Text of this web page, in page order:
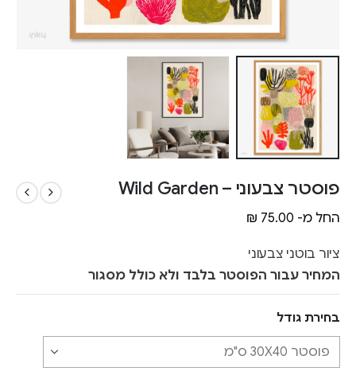
פוסטר צבעוני – Wild Garden
החל מ- ₪ 75.00
ציור בוטני צבעוני
המחיר עבור הפוסטר בלבד ולא כולל מסגור
בחירת גודל